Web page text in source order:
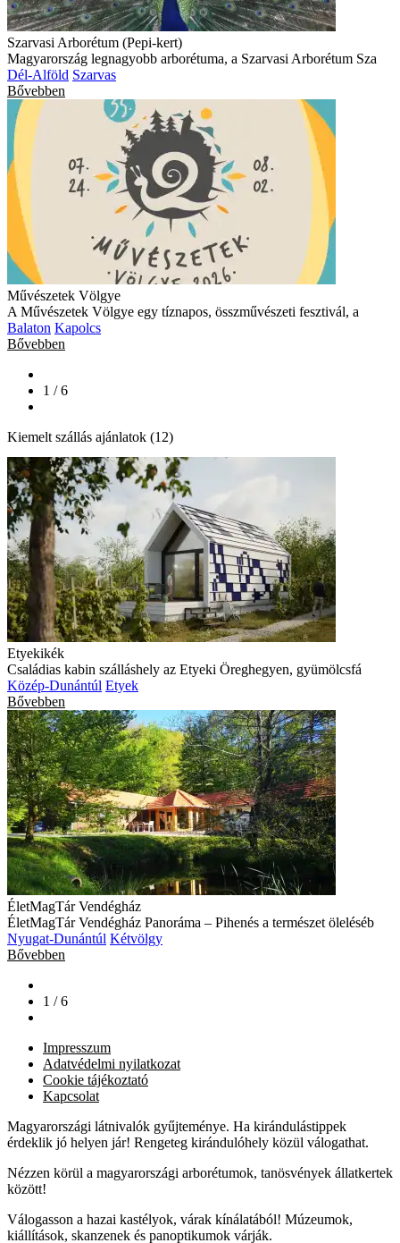
Szarvasi Arborétum (Pepi-kert)
Magyarország legnagyobb arborétuma, a Szarvasi Arborétum Sza
Dél-Alföld Szarvas
Bővebben
Művészetek Völgye
A Művészetek Völgye egy tíznapos, összművészeti fesztivál, a
Balaton Kapolcs
Bővebben
1 / 6
Kiemelt szállás ajánlatok (12)
Etyekikék
Családias kabin szálláshely az Etyeki Öreghegyen, gyümölcsfá
Közép-Dunántúl Etyek
Bővebben
ÉletMagTár Vendégház
ÉletMagTár Vendégház Panoráma – Pihenés a természet öleléséb
Nyugat-Dunántúl Kétvölgy
Bővebben
1 / 6
Impresszum
Adatvédelmi nyilatkozat
Cookie tájékoztató
Kapcsolat
Magyarországi látnivalók gyűjteménye. Ha kirándulástippek
érdeklik jó helyen jár! Rengeteg kirándulóhely közül válogathat.
Nézzen körül a magyarországi arborétumok, tanösvények állatkertek
között!
Válogasson a hazai kastélyok, várak kínálatából! Múzeumok,
kiállítások, skanzenek és panoptikumok várják.